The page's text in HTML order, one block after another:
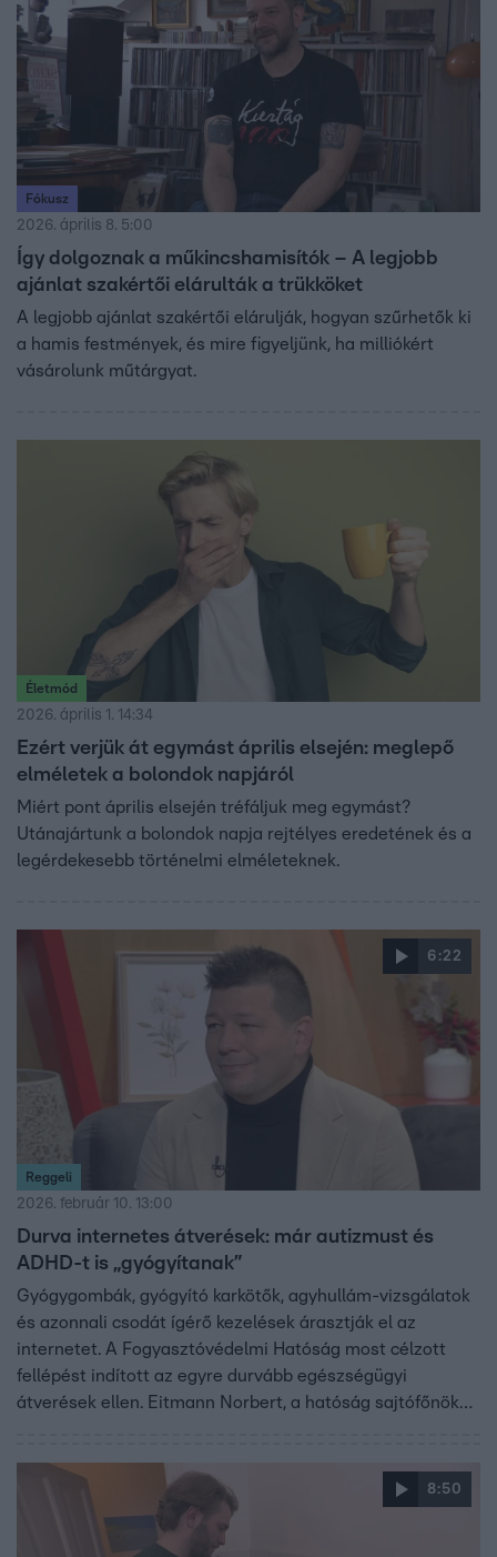
Fókusz
2026. április 8. 5:00
Így dolgoznak a műkincshamisítók – A legjobb
ajánlat szakértői elárulták a trükköket
A legjobb ajánlat szakértői elárulják, hogyan szűrhetők ki
a hamis festmények, és mire figyeljünk, ha milliókért
vásárolunk műtárgyat.
Életmód
2026. április 1. 14:34
Ezért verjük át egymást április elsején: meglepő
elméletek a bolondok napjáról
Miért pont április elsején tréfáljuk meg egymást?
Utánajártunk a bolondok napja rejtélyes eredetének és a
legérdekesebb történelmi elméleteknek.
6:22
Reggeli
2026. február 10. 13:00
Durva internetes átverések: már autizmust és
ADHD-t is „gyógyítanak”
Gyógygombák, gyógyító karkötők, agyhullám-vizsgálatok
és azonnali csodát ígérő kezelések árasztják el az
internetet. A Fogyasztóvédelmi Hatóság most célzott
fellépést indított az egyre durvább egészségügyi
átverések ellen. Eitmann Norbert, a hatóság sajtófőnöke
kínálnak.
8:50